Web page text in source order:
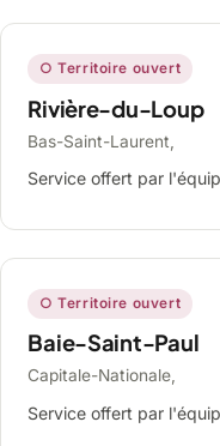
○ Territoire ouvert
Rivière-du-Loup
Bas-Saint-Laurent,
Service offert par
○ Territoire ouvert
Baie-Saint-Paul
Capitale-Nationale,
Service offert par